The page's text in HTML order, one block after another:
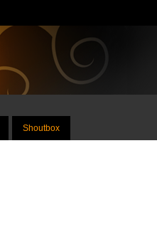
Shoutbox